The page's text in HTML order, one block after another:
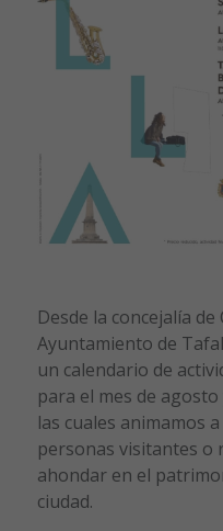
Desde la concejalía
Ayuntamiento de
un calendario de
para el mes de
las cuales animamos
personas visitantes o
ahondar en el
ciudad.